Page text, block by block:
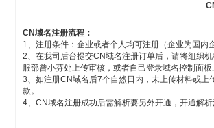
CN域名注册流程：
1、注册条件：企业或者个人均可注册（企业为国内
2、在我司后台提交CN域名注册订单后，请将组织
服部曾小芬处上传审核，或者自己登录域名控制面
3、如注册CN域名后7个自然日内，未上传材料或
款。
4、CN域名注册成功后需解析要另外开通，开通解